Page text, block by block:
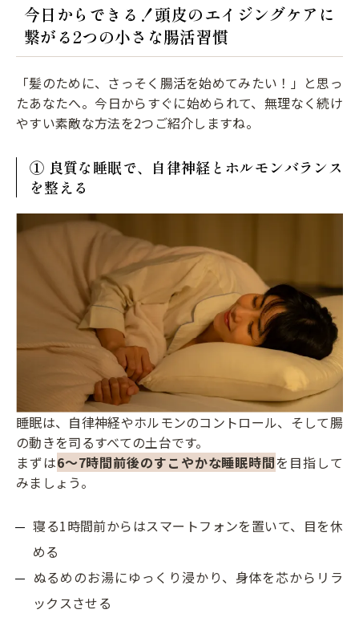
今日からできる！頭皮のエイジングケアに
繋がる2つの小さな腸活習慣
「髪のために、さっそく腸活を始めてみたい！」と思っ
たあなたへ。今日からすぐに始められて、無理なく続け
やすい素敵な方法を2つご紹介しますね。
① 良質な睡眠で、自律神経とホルモンバランス
を整える
睡眠は、自律神経やホルモンのコントロール、そして腸
の動きを司るすべての土台です。
まずは6〜7時間前後のすこやかな睡眠時間を目指して
みましょう。
寝る1時間前からはスマートフォンを置いて、目を休
める
ぬるめのお湯にゆっくり浸かり、身体を芯からリラ
ックスさせる